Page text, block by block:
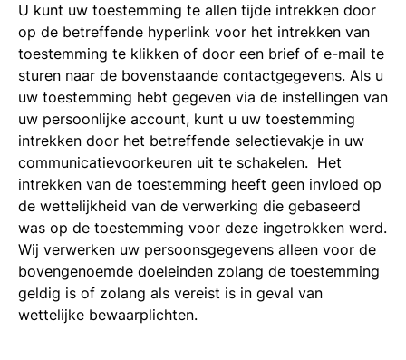
U kunt uw toestemming te allen tijde intrekken door
op de betreffende hyperlink voor het intrekken van
toestemming te klikken of door een brief of e-mail te
sturen naar de bovenstaande contactgegevens. Als u
uw toestemming hebt gegeven via de instellingen van
uw persoonlijke account, kunt u uw toestemming
intrekken door het betreffende selectievakje in uw
communicatievoorkeuren uit te schakelen. Het
intrekken van de toestemming heeft geen invloed op
de wettelijkheid van de verwerking die gebaseerd
was op de toestemming voor deze ingetrokken werd.
Wij verwerken uw persoonsgegevens alleen voor de
bovengenoemde doeleinden zolang de toestemming
geldig is of zolang als vereist is in geval van
wettelijke bewaarplichten.